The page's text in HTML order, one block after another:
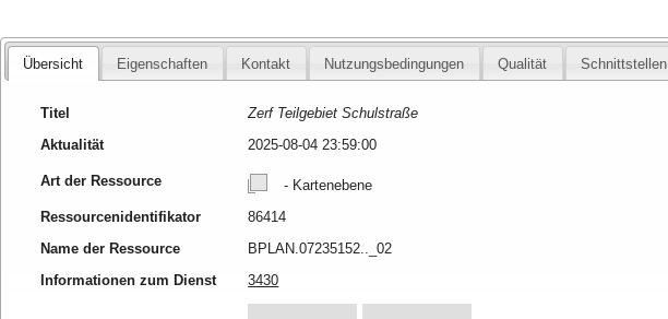
Übersicht Eigenschaften Kontakt Nutzungsbedingungen Qualität Schnittstellen
Titel
Zerf Teilgebiet Schulstraße
Aktualität
2025-08-04 23:59:00
Art der Ressource
- Kartenebene
Ressourcenidentifikator
86414
Name der Ressource
BPLAN.07235152.._02
Informationen zum Dienst
3430